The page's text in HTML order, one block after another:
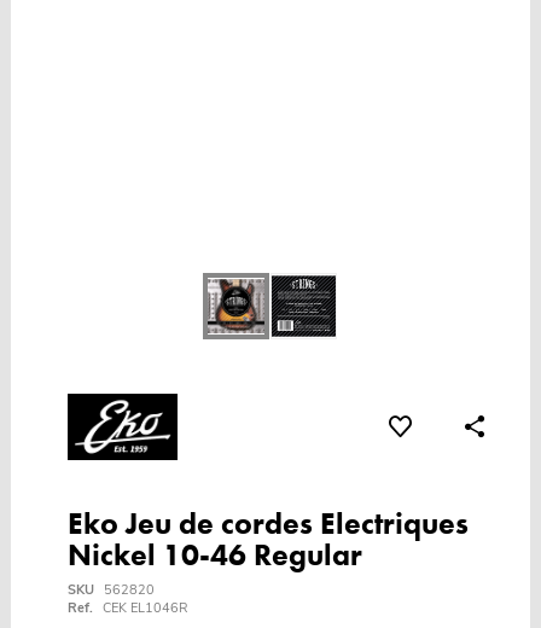
Eko Jeu de cordes Electriques
Nickel 10-46 Regular
SKU
562820
Ref. CEK EL1046R